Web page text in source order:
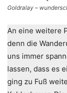
Goldralay –
An eine weitere
denn die
uns immer
lassen, dass es
ging zu Fuß